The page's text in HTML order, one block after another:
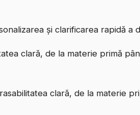
și clarificarea rapidă a
clară, de la materie primă
clară, de la materie